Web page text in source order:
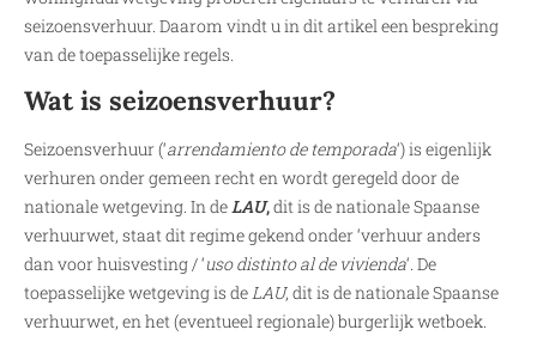
seizoensverhuur. Daarom vindt u in dit artikel een bespreking
van de toepasselijke regels.
Wat is seizoensverhuur?
Seizoensverhuur (‘arrendamiento de temporada‘) is eigenlijk
verhuren onder gemeen recht en wordt geregeld door de
nationale wetgeving. In deLAU,dit is de nationale Spaanse
verhuurwet, staat dit regime gekend onder ‘verhuur anders
dan voor huisvesting / ‘uso distinto al de vivienda‘. De
toepasselijke wetgeving is deLAU, dit is de nationale Spaanse
verhuurwet, en het (eventueel regionale) burgerlijk wetboek.